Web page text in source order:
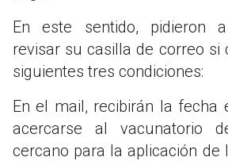
En este sentido, pidieron
revisar su casilla de correo si
siguientes tres condiciones:
En el mail, recibirán la fecha
acercarse al vacunatorio
cercano para la aplicación de